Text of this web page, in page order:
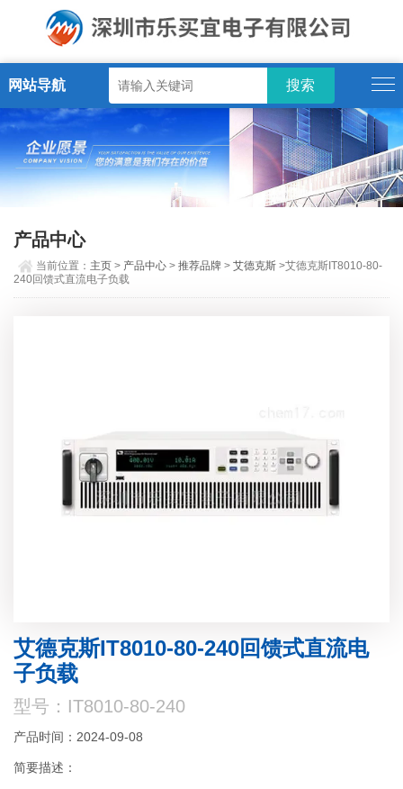
网站导航
产品中心
当前位置： 主页 > 产品中心 >推荐品牌 >艾德克斯 >艾德克斯IT8010-80-
240回馈式直流电子负载
艾德克斯IT8010-80-240回馈式直流电
子负载
型号：IT8010-80-240
产品时间：2024-09-08
简要描述：